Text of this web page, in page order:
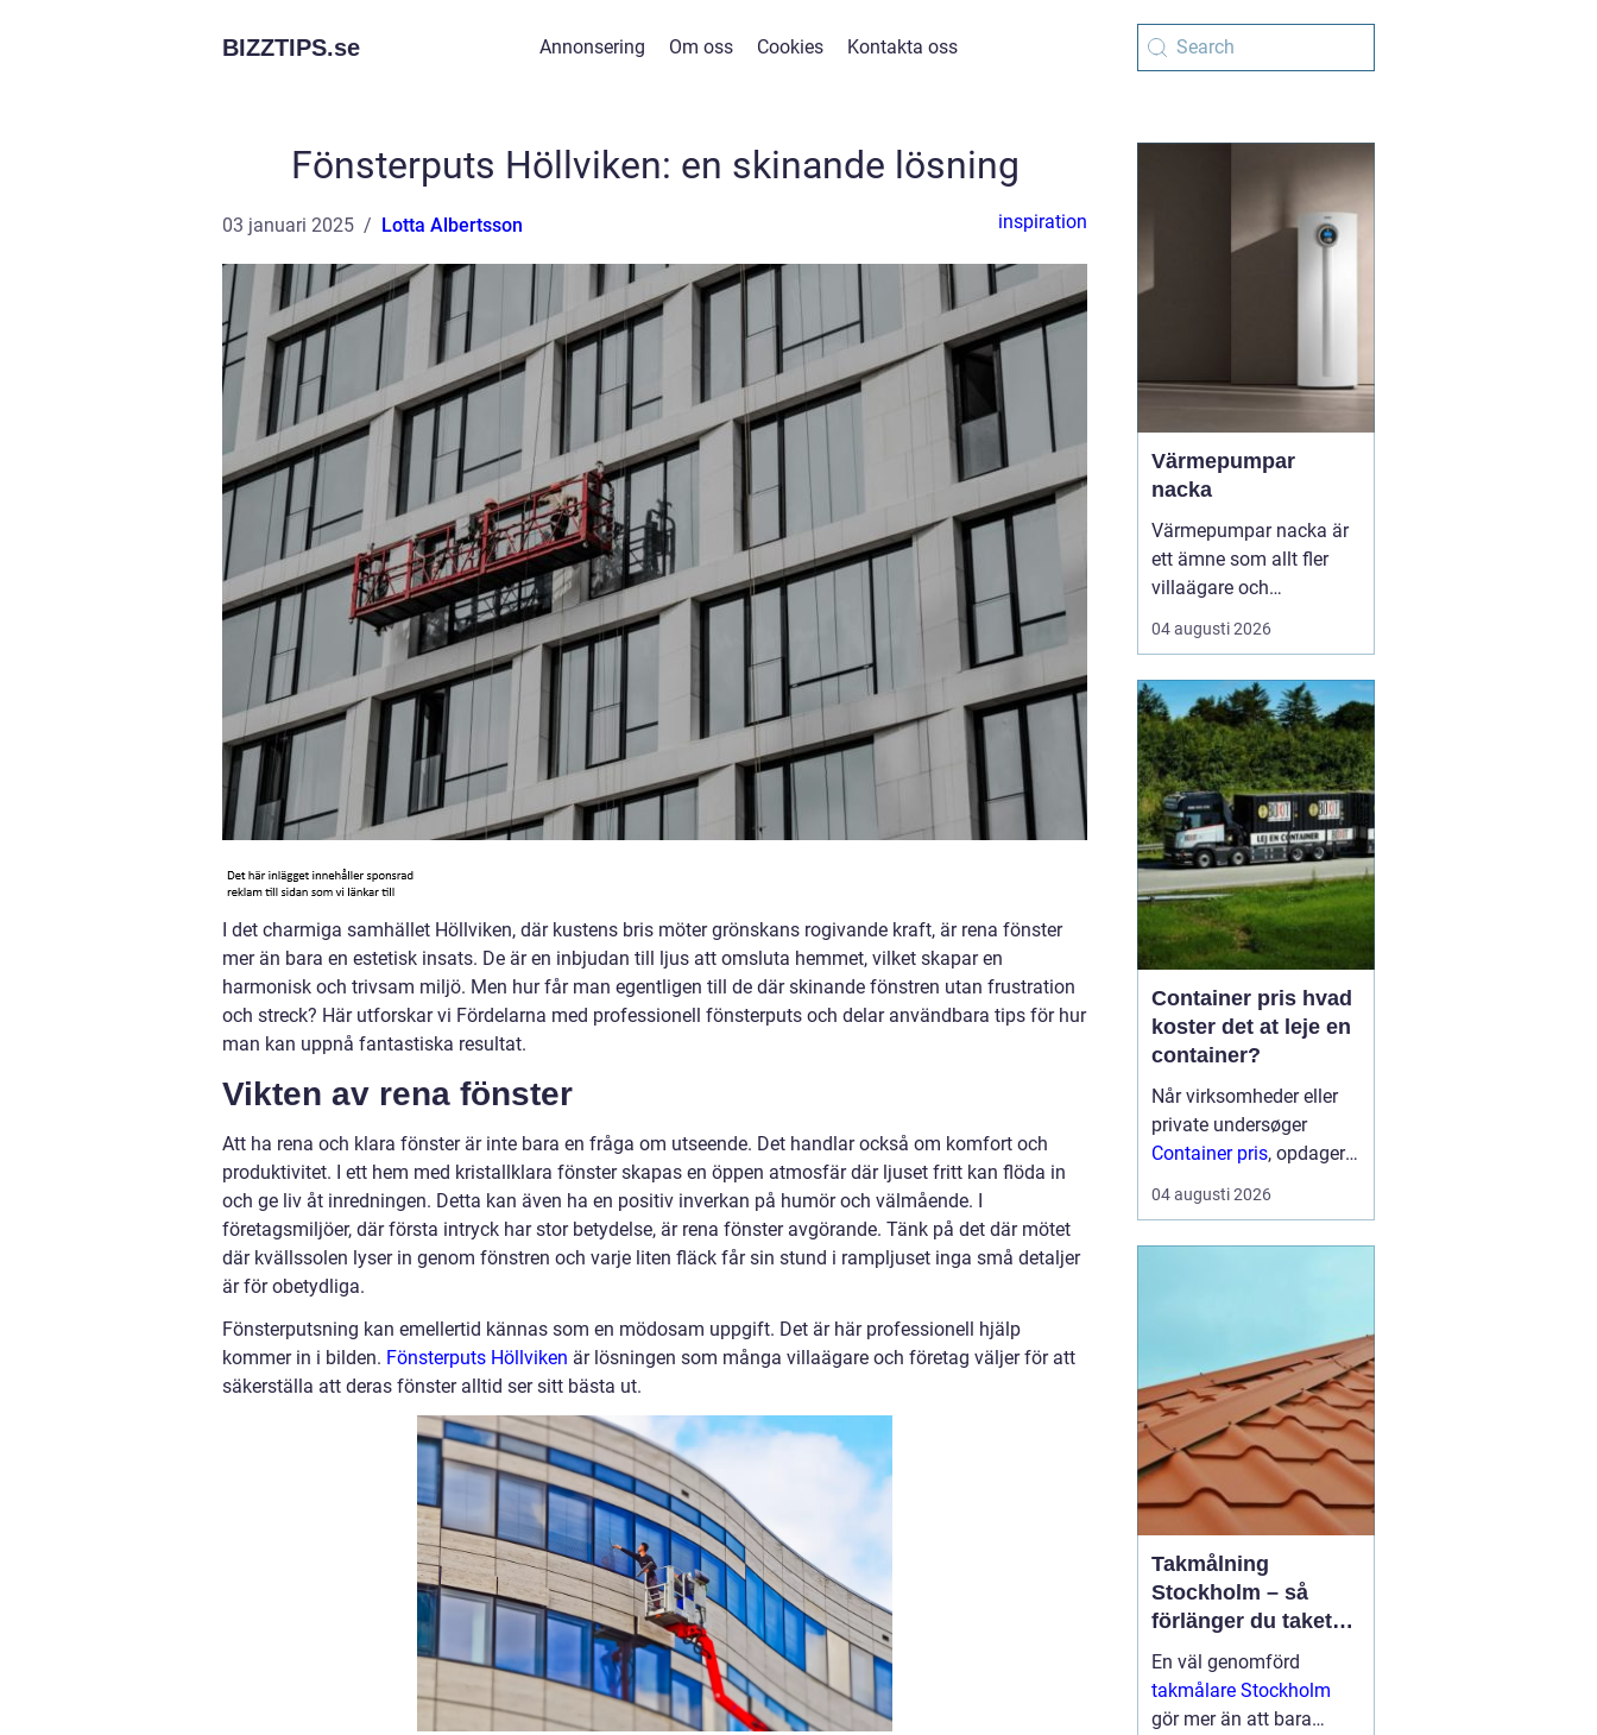
BIZZTIPS.se Annonsering Om oss Cookies Kontakta oss
Fönsterputs Höllviken: en skinande lösning
03 januari 2025 Lotta Albertsson inspiration
I det charmiga samhället Höllviken, där kustens bris möter grönskans rogivande kraft, är rena fönster
mer än bara en estetisk insats. De är en inbjudan till ljus att omsluta hemmet, vilket skapar en
harmonisk och trivsam miljö. Men hur får man egentligen till de där skinande fönstren utan frustration
och streck? Här utforskar vi Fördelarna med professionell fönsterputs och delar användbara tips för hur
man kan uppnå fantastiska resultat.
Vikten av rena fönster
Att ha rena och klara fönster är inte bara en fråga om utseende. Det handlar också om komfort och
produktivitet. I ett hem med kristallklara fönster skapas en öppen atmosfär där ljuset fritt kan flöda in
och ge liv åt inredningen. Detta kan även ha en positiv inverkan på humör och välmående. I
företagsmiljöer, där första intryck har stor betydelse, är rena fönster avgörande. Tänk på det där mötet
där kvällssolen lyser in genom fönstren och varje liten fläck får sin stund i rampljuset inga små detaljer
är för obetydliga.
Fönsterputsning kan emellertid kännas som en mödosam uppgift. Det är här professionell hjälp
kommer in i bilden. Fönsterputs Höllviken är lösningen som många villaägare och företag väljer för att
säkerställa att deras fönster alltid ser sitt bästa ut.
Värmepumpar
nacka
Värmepumpar nacka är
ett ämne som allt fler
villaägare och
bostadsrättsföreningar
intresserar sig för när
och klimatfrågan blir
mer påtaglig. I nacka
finns många hus med
olika förutsättningar,
från äldre villor med
direktverk...
04 augusti 2026
Container pris hvad
koster det at leje en
container?
Når virksomheder eller
private undersøger
Container pris, opdager
mange hurtigt, at der
ikke findes én fast pris.
04 augusti 2026
Takmålning
Stockholm – så
förlänger du takets
livslängd och höjer
värdet på huset
En väl genomförd
takmålare Stockholm
gör mer än att bara